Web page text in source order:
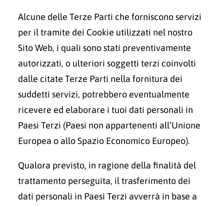
Alcune delle Terze Parti che forniscono servizi
per il tramite dei Cookie utilizzati nel nostro
Sito Web, i quali sono stati preventivamente
autorizzati, o ulteriori soggetti terzi coinvolti
dalle citate Terze Parti nella fornitura dei
suddetti servizi, potrebbero eventualmente
ricevere ed elaborare i tuoi dati personali in
Paesi Terzi (Paesi non appartenenti all’Unione
Europea o allo Spazio Economico Europeo).
Qualora previsto, in ragione della finalità del
trattamento perseguita, il trasferimento dei
dati personali in Paesi Terzi avverrà in base a